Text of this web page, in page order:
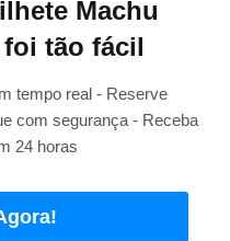
Machu
tão fácil
tempo real - Reserve
com segurança - Receba
24 horas